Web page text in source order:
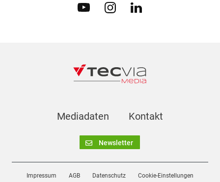
Mediadaten Kontakt
Newsletter
Impressum AGB Datenschutz Cookie-Einstellungen